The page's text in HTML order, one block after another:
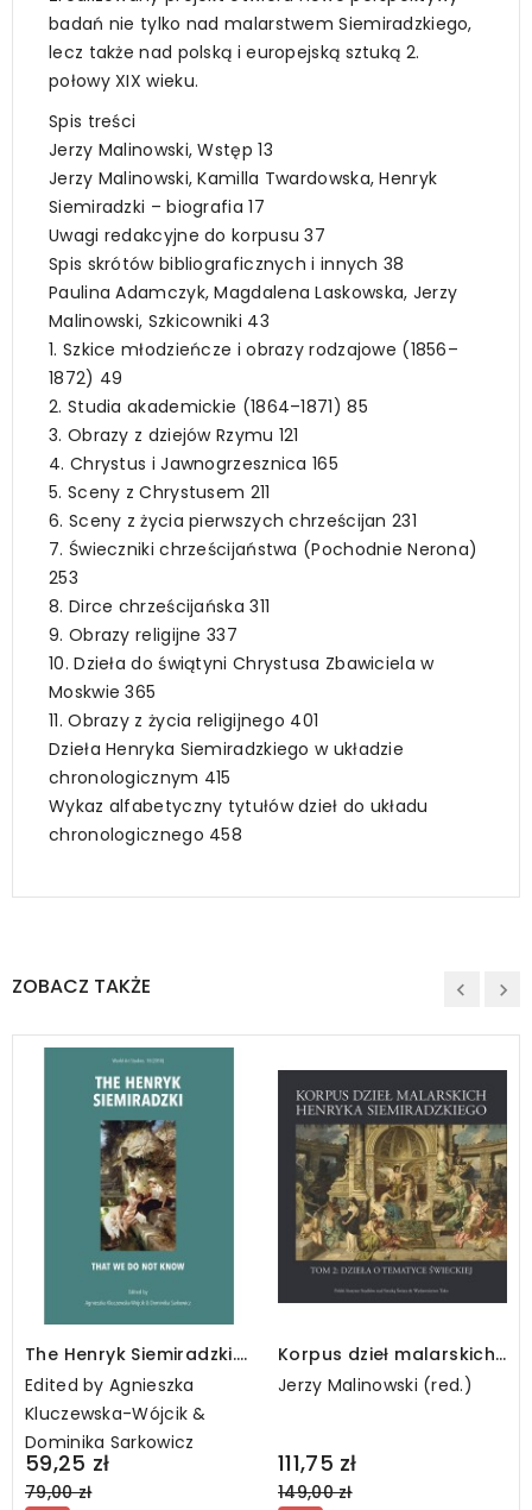
badań nie tylko nad malarstwem Siemiradzkiego,
lecz także nad polską i europejską sztuką 2.
połowy XIX wieku.
Spis treści
Jerzy Malinowski, Wstęp 13
Jerzy Malinowski, Kamilla Twardowska, Henryk
Siemiradzki – biografia 17
Uwagi redakcyjne do korpusu 37
Spis skrótów bibliograficznych i innych 38
Paulina Adamczyk, Magdalena Laskowska, Jerzy
Malinowski, Szkicowniki 43
1. Szkice młodzieńcze i obrazy rodzajowe (1856–
1872) 49
2. Studia akademickie (1864–1871) 85
3. Obrazy z dziejów Rzymu 121
4. Chrystus i Jawnogrzesznica 165
5. Sceny z Chrystusem 211
6. Sceny z życia pierwszych chrześcijan 231
7. Świeczniki chrześcijaństwa (Pochodnie Nerona)
253
8. Dirce chrześcijańska 311
9. Obrazy religijne 337
10. Dzieła do świątyni Chrystusa Zbawiciela w
Moskwie 365
11. Obrazy z życia religijnego 401
Dzieła Henryka Siemiradzkiego w układzie
chronologicznym 415
Wykaz alfabetyczny tytułów dzieł do układu
chronologicznego 458
ZOBACZ TAKŻE
The Henryk Siemiradzki.
That we do not know
Edited by Agnieszka
Kluczewska-Wójcik &
Dominika Sarkowicz
59,25 zł
Regular
price
79,00 zł
Korpus dzieł malarskich
Henryka Siemiradzkiego,
t. 2A
Jerzy Malinowski (red.)
111,75 zł
Regular
price
149,00 zł